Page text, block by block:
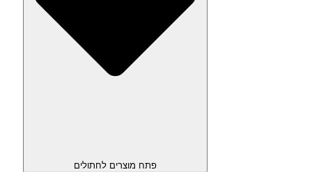
פתח מוצרים לחתולים